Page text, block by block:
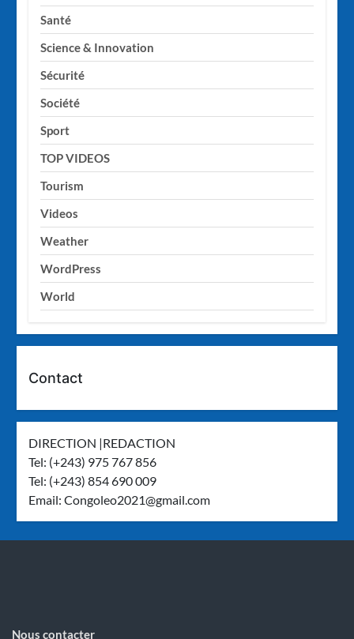
Santé
Science & Innovation
Sécurité
Société
Sport
TOP VIDEOS
Tourism
Videos
Weather
WordPress
World
Contact
DIRECTION |REDACTION
Tel: (+243) 975 767 856
Tel: (+243) 854 690 009
Email:Congoleo2021@gmail.com
Nous contacter